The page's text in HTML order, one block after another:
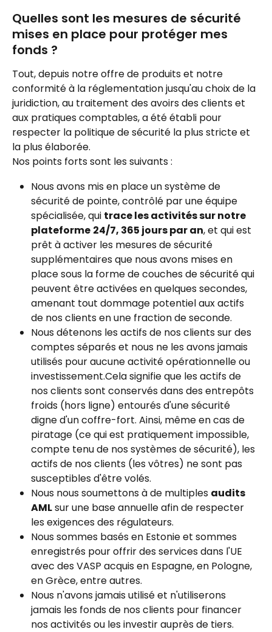
Quelles sont les mesures de sécurité
mises en place pour protéger mes
fonds ?
Tout, depuis notre offre de produits et notre
conformité à la réglementation jusqu'au choix de la
juridiction, au traitement des avoirs des clients et
aux pratiques comptables, a été établi pour
respecter la politique de sécurité la plus stricte et
la plus élaborée.
Nos points forts sont les suivants :
Nous avons mis en place un système de
sécurité de pointe, contrôlé par une équipe
spécialisée, qui trace les activités sur notre
plateforme 24/7, 365 jours par an, et qui est
prêt à activer les mesures de sécurité
supplémentaires que nous avons mises en
place sous la forme de couches de sécurité qui
peuvent être activées en quelques secondes,
amenant tout dommage potentiel aux actifs
de nos clients en une fraction de seconde.
Nous détenons les actifs de nos clients sur des
comptes séparés et nous ne les avons jamais
utilisés pour aucune activité opérationnelle ou
investissement.Cela signifie que les actifs de
nos clients sont conservés dans des entrepôts
froids (hors ligne) entourés d'une sécurité
digne d'un coffre-fort. Ainsi, même en cas de
piratage (ce qui est pratiquement impossible,
compte tenu de nos systèmes de sécurité), les
actifs de nos clients (les vôtres) ne sont pas
susceptibles d'être volés.
Nous nous soumettons à de multiples audits
AML sur une base annuelle afin de respecter
les exigences des régulateurs.
Nous sommes basés en Estonie et sommes
enregistrés pour offrir des services dans l'UE
avec des VASP acquis en Espagne, en Pologne,
en Grèce, entre autres.
Nous n'avons jamais utilisé et n'utiliserons
jamais les fonds de nos clients pour financer
nos activités ou les investir auprès de tiers.